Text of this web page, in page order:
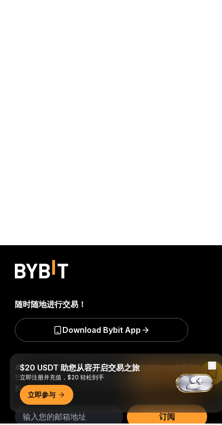
成为第一个获得加密货币世界重要见解和分析的人：立即申购
我们的时事通讯。全部形式的投资都存在风险，包括损失所有
投资金额的风险。此类活动可能不适合所有人。
订阅
随时随地进行交易！
Download Bybit App
$20 USDT 助您从容开启交易之旅
立即注册并充值，$20 轻松到手
立即参与
Read in Bybit App